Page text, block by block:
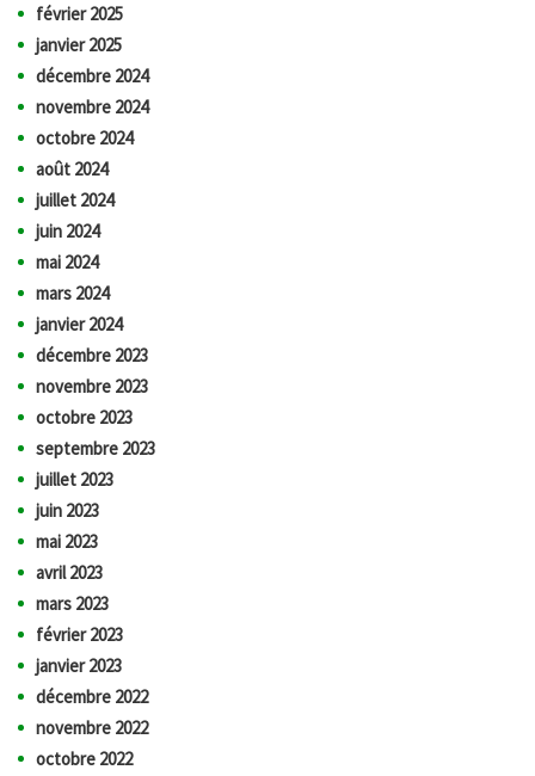
février 2025
janvier 2025
décembre 2024
novembre 2024
octobre 2024
août 2024
juillet 2024
juin 2024
mai 2024
mars 2024
janvier 2024
décembre 2023
novembre 2023
octobre 2023
septembre 2023
juillet 2023
juin 2023
mai 2023
avril 2023
mars 2023
février 2023
janvier 2023
décembre 2022
novembre 2022
octobre 2022